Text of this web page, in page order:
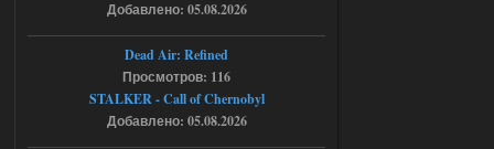
Доступно только для пользователей
Ответить ➤
Добавлено: 05.08.2026
Dead Air: Refined
Просмотров: 116
STALKER - Call of Chernobyl
Добавлено: 05.08.2026